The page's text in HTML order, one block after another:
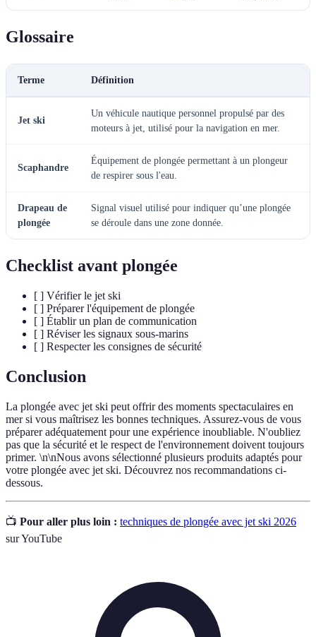
Glossaire
Terme Définition
Jet ski
Un véhicule nautique personnel propulsé par des
moteurs à jet, utilisé pour la navigation en mer.
Scaphandre
Équipement de plongée permettant à un plongeur
de respirer sous l'eau.
Drapeau de
plongée
Signal visuel utilisé pour indiquer qu’une plongée
se déroule dans une zone donnée.
Checklist avant plongée
[ ] Vérifier le jet ski
[ ] Préparer l'équipement de plongée
[ ] Établir un plan de communication
[ ] Réviser les signaux sous-marins
[ ] Respecter les consignes de sécurité
Conclusion
La plongée avec jet ski peut offrir des moments spectaculaires en
mer si vous maîtrisez les bonnes techniques. Assurez-vous de vous
préparer adéquatement pour une expérience inoubliable. N'oubliez
pas que la sécurité et le respect de l'environnement doivent toujours
primer. \n\nNous avons sélectionné plusieurs produits adaptés pour
votre plongée avec jet ski. Découvrez nos recommandations ci-
dessous.
📺 Pour aller plus loin : techniques de plongée avec jet ski 2026
sur YouTube